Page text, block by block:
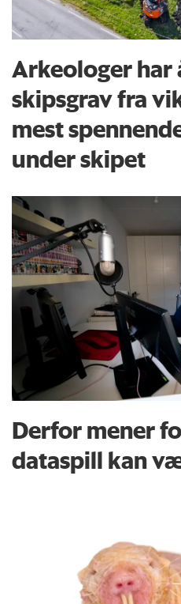
Arkeologer har
skipsgrav fra
mest
under skipet
Derfor mener
dataspill kan